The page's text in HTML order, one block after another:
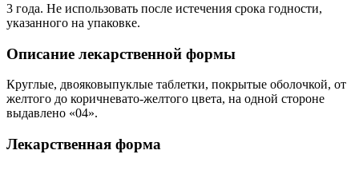
3 года. Не использовать после истечения срока годности,
указанного на упаковке.
Описание лекарственной формы
Круглые, двояковыпуклые таблетки, покрытые оболочкой, от
желтого до коричневато-желтого цвета, на одной стороне
выдавлено «04».
Лекарственная форма